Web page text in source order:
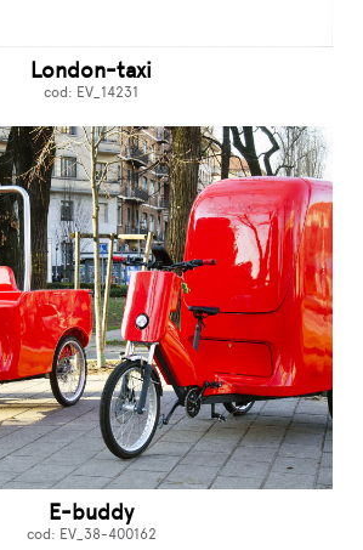
London-taxi
cod: EV_14231
E-buddy
cod: EV_38-400162